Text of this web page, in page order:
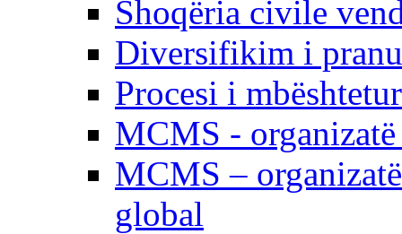
Shoqëria civile
Diversifikim i
Procesi i
MCMS -
MCMS –
global